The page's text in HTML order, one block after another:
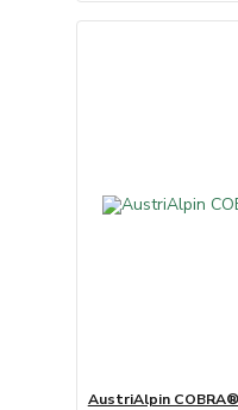
AustriAlpin